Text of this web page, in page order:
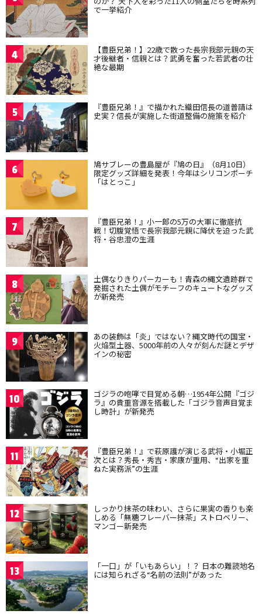
で一挙紹介
4 【豊臣兄弟！】22歳で散った長宗我部元親の天
才後継者・信親とは？武勇を奮った若武者の壮
絶な最期
5 『豊臣兄弟！』で描かれた織田信長の道普請は
史実？信長が実施した街道整備の施策を紹介
6 鳩サブレーの豊島屋が『鳩の日』（8月10日）
限定グッズ詳細を発表！今年はシリコンポーチ
「はとっこ」
7 『豊臣兄弟！』小一郎の5万の大軍に徹底抗
戦！切腹覚悟で長宗我部元親に降伏を迫った武
将・谷忠澄の生涯
8 土偶なりきりパーカーも！青森の縄文遺跡群で
発掘された土偶がモチーフのキュートなグッズ
が新発売
9 あの装飾は「炎」ではない？縄文時代の国宝・
火焔型土器、5000年前の人々が刻んだ謎とデザ
インの秘密
10 ゴジラの咆哮で目覚める朝…1954年公開『ゴジ
ラ』の貴重音源を搭載した「ゴジラ音声目覚ま
し時計」が新発売
11 『豊臣兄弟！』で萩原護が演じる武将・小堀正
次とは？秀長・秀吉・家康が重用、“出家を重
ねた実務派”の生涯
12 しっかり抹茶の味わい、さらに果実の香りも楽
しめる「無糖フレーバー抹茶」ストロベリー、
マンゴー新発売
13 「一口」が「いもあらい」！？ 日本の難読地名
には知られざる“名前の法則”があった